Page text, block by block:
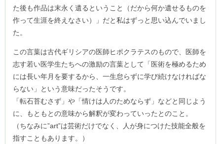
た後も作品は末永く遺るということ（だから何か遺せるものを
作って生涯を終えなさい）」だと私はずっと思い込んでいまし
た。
この言葉は古代ギリシアの医師ヒポクラテスのもので、医師を
志す若い医学生たちへの激励の言葉として「医術を極めるため
には長い年月を要するから、一生怠らずに学び続けなければな
らない」という意味だったそうです。
「転石苔むさず」や「情けは人のためならず」などと同じよう
に、もともとの意味から解釈が変わっていったとのこと。
（ちなみに”art”は芸術だけでなく、人が身につけた技能全般を
指すこともあります。）